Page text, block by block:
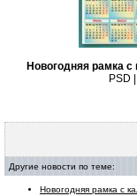
Новогодняя рамка
PSD
Другие новости по теме:
Новогодняя рамка с